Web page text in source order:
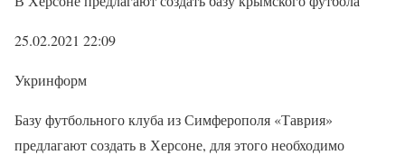
25.02.2021 22:09
Укринформ
Базу футбольного клуба из Симферополя «Таврия»
предлагают создать в Херсоне, для этого необходимо